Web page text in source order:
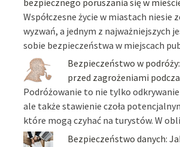
Współczesne życie w miastach niesie
wyzwań, a jednym z najważniejszych
sobie bezpieczeństwa w miejscach
Bezpieczeństwo w
przed zagrożeniami
Podróżowanie to nie tylko
ale także stawienie czoła
które mogą czyhać na turystów. W
Bezpieczeństwo danych: